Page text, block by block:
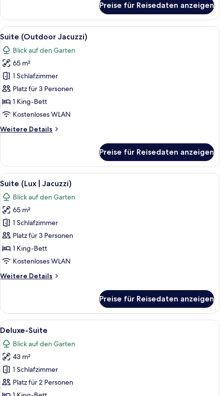
(Lux)
Preise für Reisedaten anzeigen
Alle
Fotos
für
Suite
(Outdoor
Jacuzzi)
anzeigen
Ein Pool, umgeben von üppiger
8
Suite (Outdoor Jacuzzi)
Blick auf den Garten
65 m²
1 Schlafzimmer
Platz für 3 Personen
1 King-Bett
Kostenloses WLAN
Weitere Details
Weitere
(Outdoor
Jacuzzi)
Preise für Reisedaten anzeigen
Alle
Fotos
für
Suite
(Lux
Jacuzzi)
anzeigen
Ein modernes Hotelzimmer mit
10
Suite (Lux | Jacuzzi)
Blick auf den Garten
65 m²
1 Schlafzimmer
Platz für 3 Personen
1 King-Bett
Kostenloses WLAN
Weitere Details
Weitere
(Lux
Jacuzzi)
Preise für Reisedaten anzeigen
Alle
Fotos
für
Deluxe-
Suite
anzeigen
Ein modernes Hotelzimmer mit
6
Deluxe-Suite
Blick auf den Garten
43 m²
1 Schlafzimmer
Platz für 2 Personen